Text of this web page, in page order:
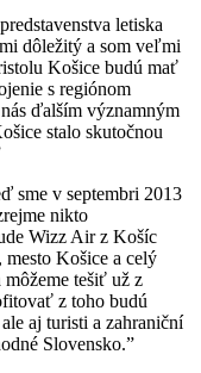
letiska
dôležitý a som veľmi
Košice budú mať
s regiónom
ďalším významným
stalo skutočnou
sme v septembri 2013
nikto
Wizz Air z Košíc
Košice a celý
tešiť už z
z toho budú
aj turisti a zahraniční
Slovensko.”